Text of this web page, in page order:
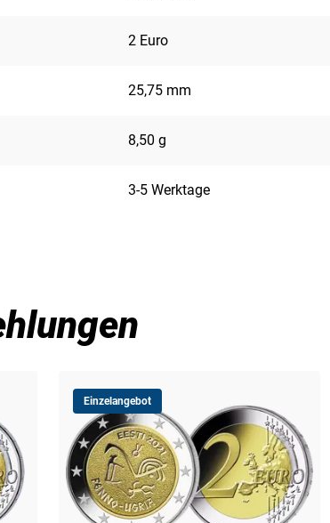
2 Euro
25,75 mm
8,50 g
3-5 Werktage
Einzelangebot